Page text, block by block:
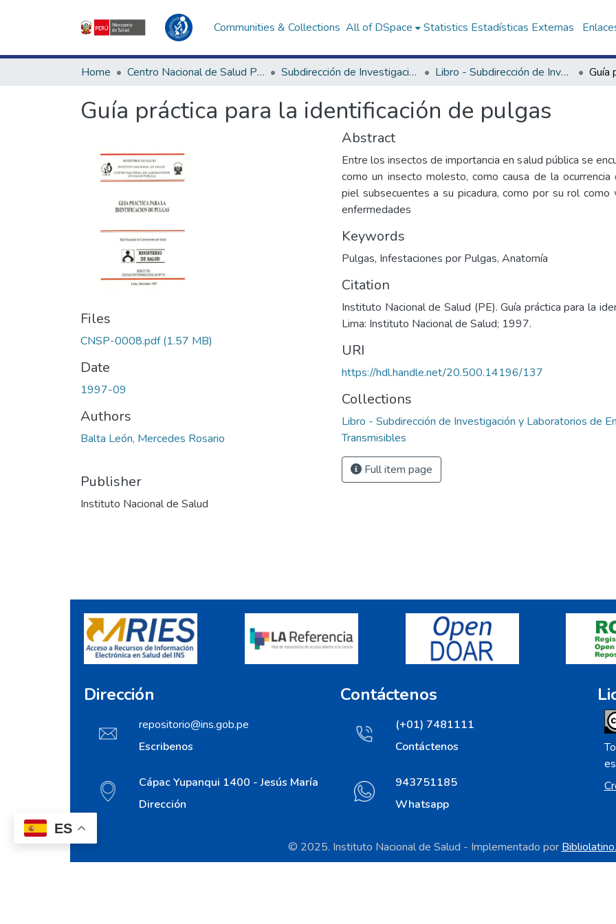
ES
Communities & Collections All of DSpace Statistics Estadísticas Externas
Home Centro Nacional de Salud Pública Subdirección de Investigación y Laboratorios de Enfermedades Transmisibles Libro - Subdirección de Investigación y Laboratorios de Enfermedades Transmisibles
Guía práctica para la identificación de pulgas
Files
CNSP-0008.pdf(1.57 MB)
Date
1997-09
Authors
Balta León, Mercedes Rosario
Publisher
Instituto Nacional de Salud
Abstract
Entre los insectos de importancia en salud pública se
como un insecto molesto, como causa de la
piel subsecuentes a su picadura, como por su rol
enfermedades
Keywords
Pulgas, Infestaciones por Pulgas, Anatomía
Citation
Instituto Nacional de Salud (PE). Guía práctica para la
Lima: Instituto Nacional de Salud; 1997.
URI
https://hdl.handle.net/20.500.14196/137
Collections
Libro - Subdirección de Investigación y Laboratorios de
Transmisibles
Full item page
Dirección
repositorio@ins.gob.pe
Escribenos
Cápac Yupanqui 1400 - Jesús María
Dirección
Contáctenos
(+01) 7481111
Contáctenos
943751185
Whatsapp
© 2025. Instituto Nacional de Salud - Implementado por